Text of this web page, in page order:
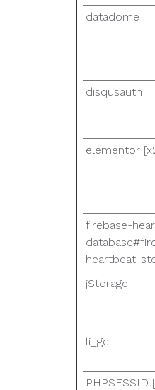
datadome
disqusauth
elementor
firebase-
heartbeat-
jStorage
li_gc
PHPSESSID